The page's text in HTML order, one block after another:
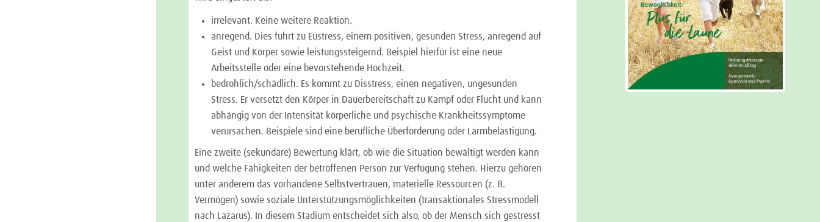
irrelevant. Keine weitere Reaktion.
anregend. Dies führt zu Eustress, einem positiven, gesunden Stress, anregend auf
Geist und Körper sowie leistungssteigernd. Beispiel hierfür ist eine neue
Arbeitsstelle oder eine bevorstehende Hochzeit.
bedrohlich/schädlich. Es kommt zu Disstress, einen negativen, ungesunden
Stress. Er versetzt den Körper in Dauerbereitschaft zu Kampf oder Flucht und kann
abhängig von der Intensität körperliche und psychische Krankheitssymptome
verursachen. Beispiele sind eine berufliche Überforderung oder Lärmbelästigung.
Eine zweite (sekundäre) Bewertung klärt, ob wie die Situation bewältigt werden kann
und welche Fähigkeiten der betroffenen Person zur Verfügung stehen. Hierzu gehören
unter anderem das vorhandene Selbstvertrauen, materielle Ressourcen (z. B.
Vermögen) sowie soziale Unterstützungsmöglichkeiten (transaktionales Stressmodell
nach Lazarus). In diesem Stadium entscheidet sich also, ob der Mensch sich gestresst